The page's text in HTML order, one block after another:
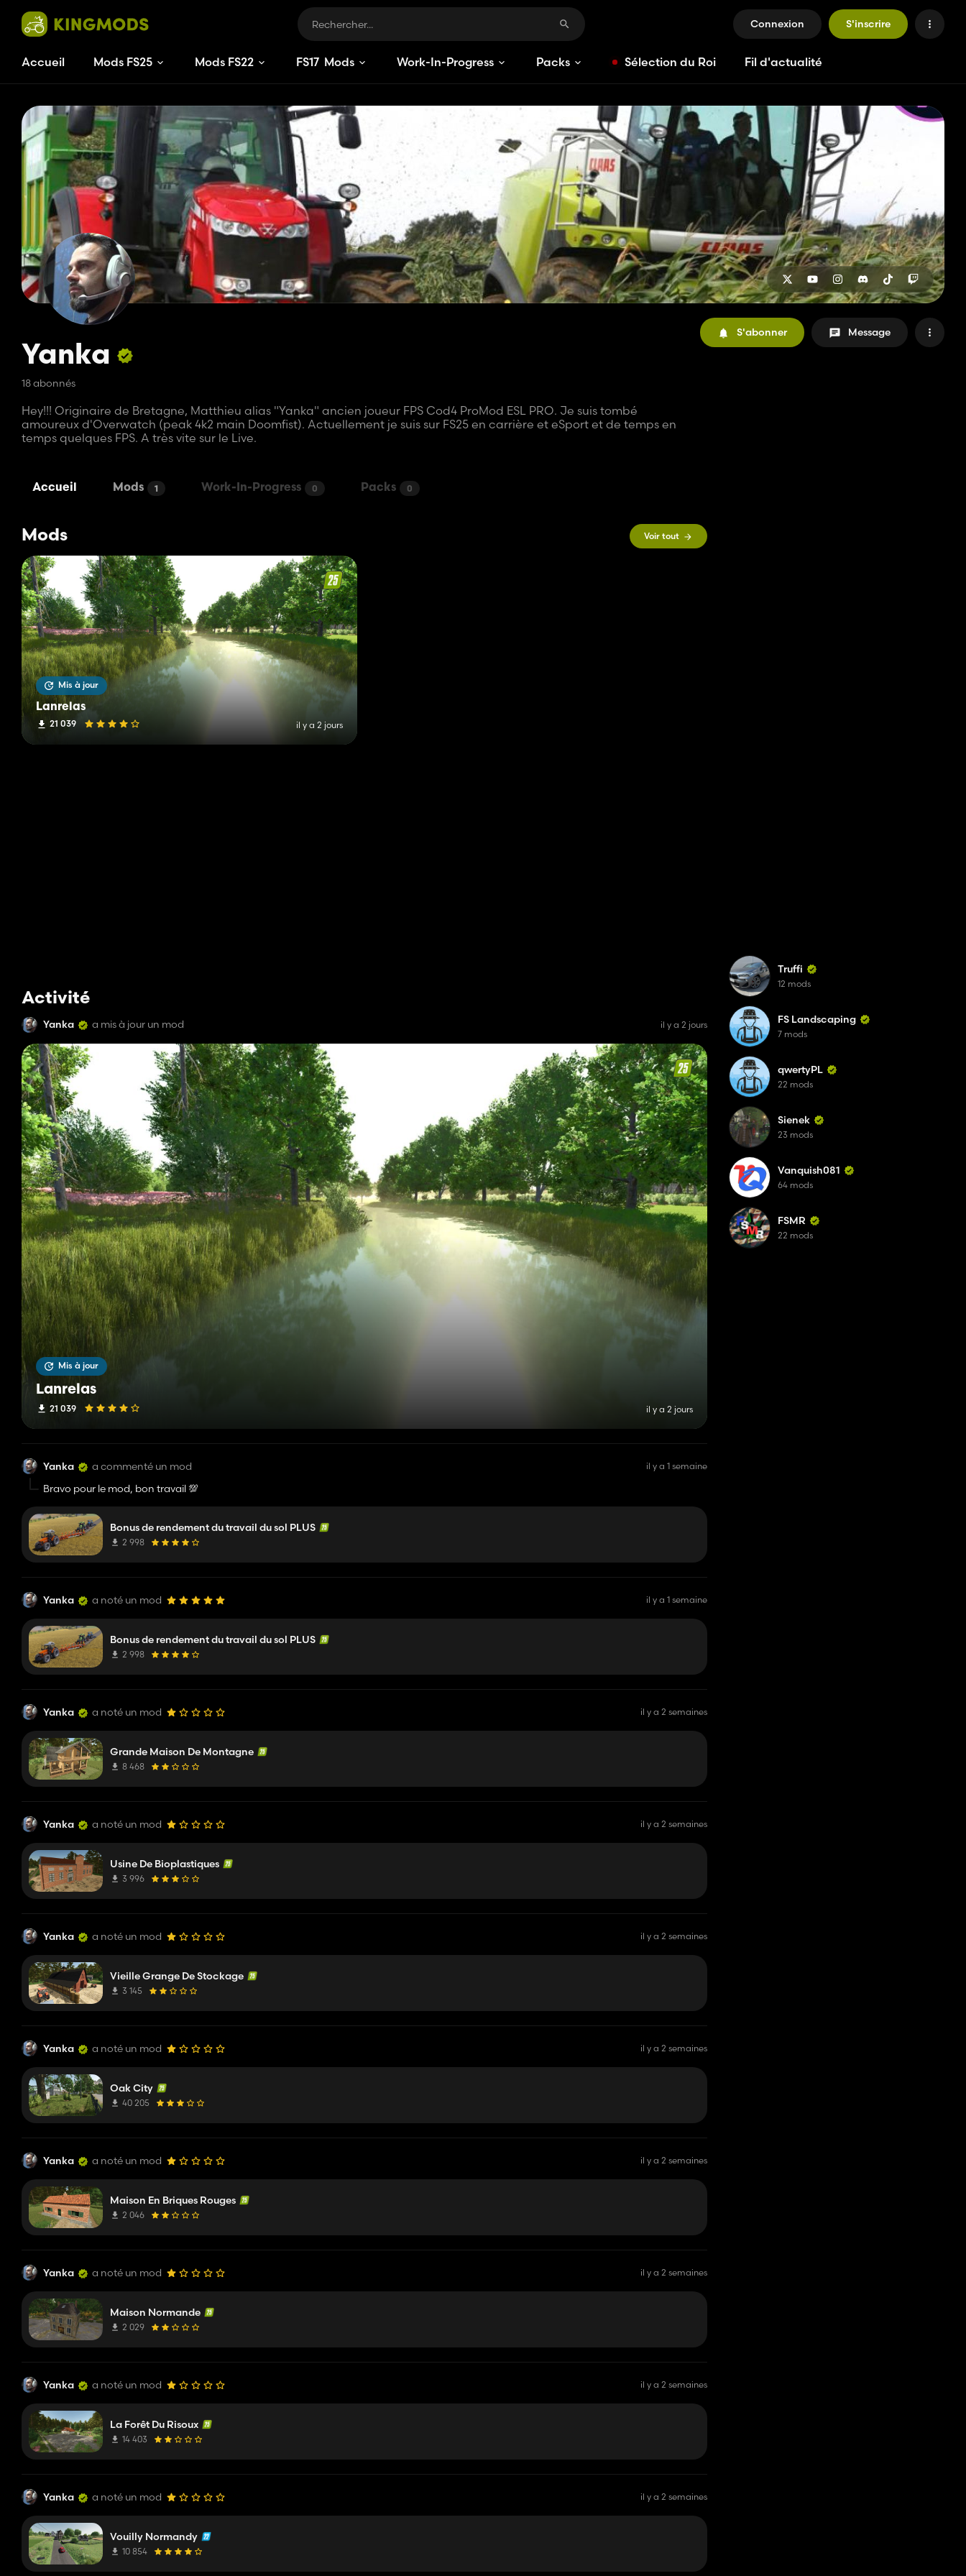
Connexion S'inscrire
Accueil Mods FS25 Mods FS22 FS17 Mods Work-In-Progress Packs Sélection du Roi Fil d'actualité
Yanka
18 abonnés
Hey!!! Originaire de Bretagne, Matthieu alias "Yanka" ancien joueur FPS Cod4 ProMod ESL PRO. Je suis tombé
amoureux d'Overwatch (peak 4k2 main Doomfist). Actuellement je suis sur FS25 en carrière et eSport et de temps en
temps quelques FPS. A très vite sur le Live.
S'abonner Message
Accueil Mods 1 Work-In-Progress 0 Packs 0
Mods Voir tout
Mis à jour
Lanrelas
21 039 il y a 2 jours
Activité
Yanka a mis à jour un mod il y a 2 jours
Mis à jour
Lanrelas
21 039 il y a 2 jours
Yanka a commenté un mod il y a 1 semaine
Bravo pour le mod, bon travail 💯
Bonus de rendement du travail du sol PLUS
2 998
Yanka a noté un mod il y a 1 semaine
Bonus de rendement du travail du sol PLUS
2 998
Yanka a noté un mod il y a 2 semaines
Grande Maison De Montagne
8 468
Yanka a noté un mod il y a 2 semaines
Usine De Bioplastiques
3 996
Yanka a noté un mod il y a 2 semaines
Vieille Grange De Stockage
3 145
Yanka a noté un mod il y a 2 semaines
Oak City
40 205
Yanka a noté un mod il y a 2 semaines
Maison En Briques Rouges
2 046
Yanka a noté un mod il y a 2 semaines
Maison Normande
2 029
Yanka a noté un mod il y a 2 semaines
La Forêt Du Risoux
14 403
Yanka a noté un mod il y a 2 semaines
Vouilly Normandy
10 854
Truffi
12 mods
FS Landscaping
7 mods
qwertyPL
22 mods
Sienek
23 mods
Vanquish081
64 mods
FSMR
22 mods